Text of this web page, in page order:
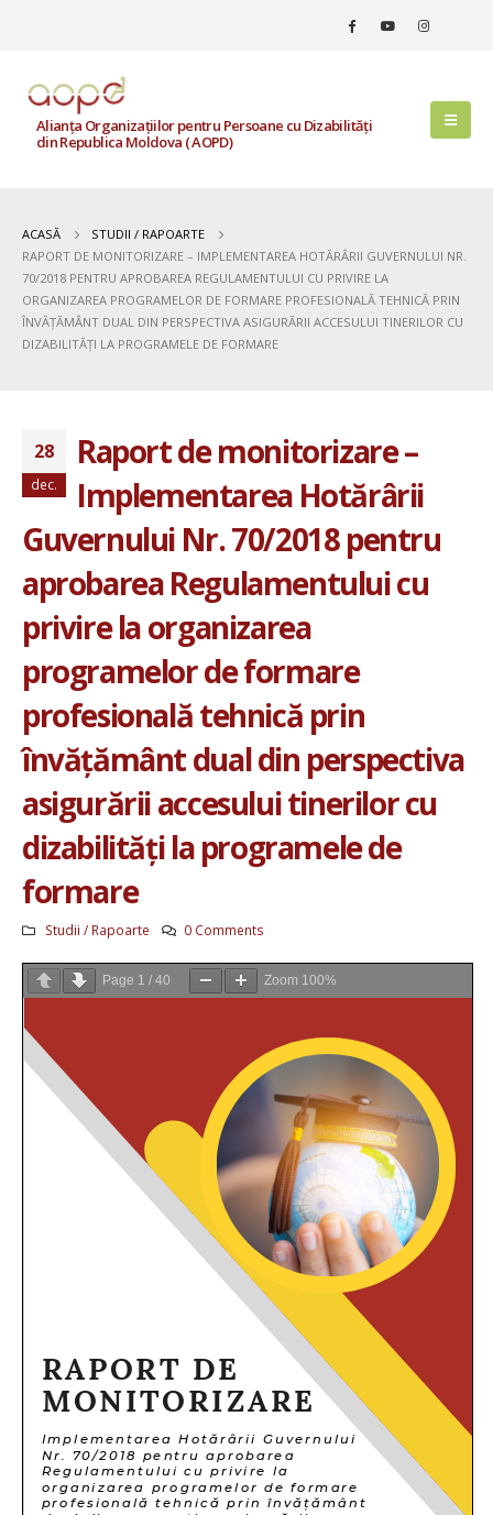
Alianța Organizațiilor pentru Persoane cu Dizabilități
din Republica Moldova ( AOPD)
ACASĂ
STUDII / RAPOARTE
RAPORT DE MONITORIZARE – IMPLEMENTAREA HOTĂRÂRII GUVERNULUI NR.
70/2018 PENTRU APROBAREA REGULAMENTULUI CU PRIVIRE LA
ORGANIZAREA PROGRAMELOR DE FORMARE PROFESIONALĂ TEHNICĂ PRIN
ÎNVĂȚĂMÂNT DUAL DIN PERSPECTIVA ASIGURĂRII ACCESULUI TINERILOR CU
DIZABILITĂȚI LA PROGRAMELE DE FORMARE
28
dec.
Raport de monitorizare –
Implementarea Hotărârii
Guvernului Nr. 70/2018 pentru
aprobarea Regulamentului cu
privire la organizarea
programelor de formare
profesională tehnică prin
învățământ dual din perspectiva
asigurării accesului tinerilor cu
dizabilități la programele de
formare
Studii / Rapoarte 0 Comments
Page 1 / 40 Zoom 100%